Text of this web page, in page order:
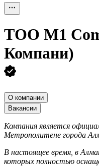
ТОО M1
Компани)
О компании
Вакансии
Компания является
Метрополитене города
В настоящее время, в
которых полностью